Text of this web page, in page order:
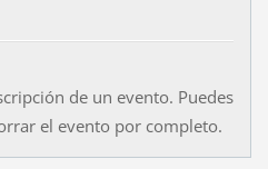
de un evento. Puedes
el evento por completo.